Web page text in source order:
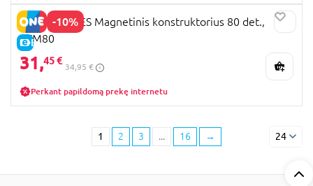
-10%
E-KAINA
PICASSO TILES Magnetinis konstruktorius 80 det.,
PTM80
31,45 €
34,95 €
Perkant papildomą prekę internetu
1 2 3 ... 16 → 24